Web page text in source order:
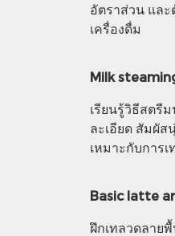
อัตราส่วน แล
เครื่องดื่ม
Milk
เรียนรู้วิธีสตรี
ละเอียด สัมผั
เหมาะกับการเ
Basic latte
ฝึกเทลวดลาย